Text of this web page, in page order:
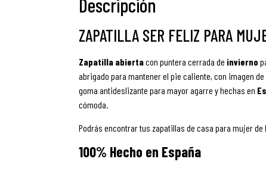
Descripción
ZAPATILLA SER FELIZ PARA
Zapatilla abiertacon puntera cerrada de invierno
abrigado para mantener el pie caliente, con imagen de
goma antideslizante para mayor agarre y hechas en
cómoda.
Podrás encontrar tus zapatillas de casa para mujer de
100% Hecho en España